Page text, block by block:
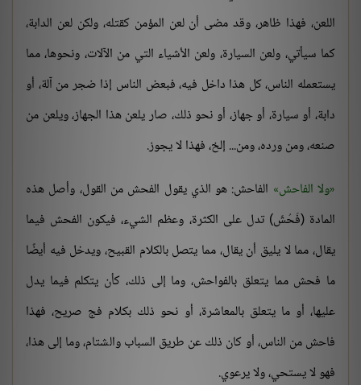
اللعن، فهذا ظاهر، وقد مضى أن لعن المؤمن كقتله، ولكن لعن الدابة،
كما سيأتي، ولعن السيارة، ولعن الأشياء التي من الآلات، ونحوها، مما
يستعمله الناس، كل هذا داخل فيه، فبعض الناس إذا ضجر من آلة، أو
دابة، أو سيارة، أو جهاز، أو نحو ذلك، صار يلعن هذا الجهاز، ويلعن من
صنعه، ومن ورده، ومن... إلخ، فهذا لا يجوز.
ولا الفاحش الفاحش: هو الذي يقول الفحش من القول، وأصل هذه
المادة (فَحُشَ) تدل على الكثرة، وعظم الشيء، فيكون الفحش فيما
يقال، مما لا يليق أن يقال، مما يتصل بالكلام القبيح، ويدخل فيه أيضًا
ما فحش مما يتعلق بالفواحش، وما إلى ذلك، كأن يتكلم فيما يدل
عليها، أو ما يتعلق بالمعاشرة، أو نحو ذلك بكلام فج صريح، فهذا
فاحش من الناس، أو كان ذلك عن طريق السباب والشتام، وما إلى هذا،
فهو لا يستحي، ولا يرعوي.